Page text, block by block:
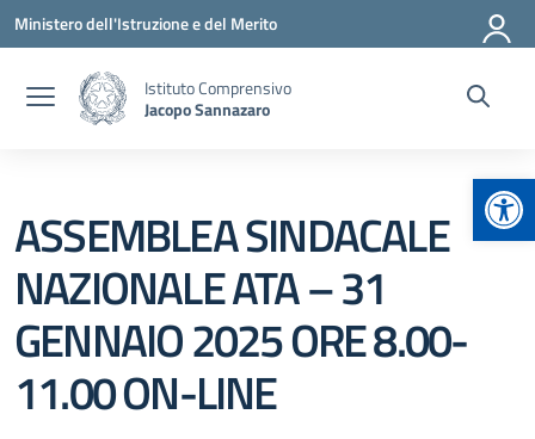
Vai ai contenuti
Vai al menu di navigazione
Vai al footer
Ministero dell'Istruzione e del Merito
Istituto Comprensivo
Jacopo Sannazaro
ASSEMBLEA SINDACALE
NAZIONALE ATA – 31
GENNAIO 2025 ORE 8.00-
11.00 ON-LINE